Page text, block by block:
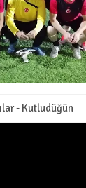
- Kutludüğün